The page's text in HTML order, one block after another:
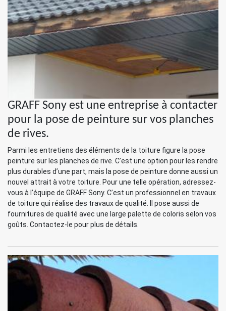
GRAFF Sony est une entreprise à contacter
pour la pose de peinture sur vos planches
de rives.
Parmi les entretiens des éléments de la toiture figure la pose
peinture sur les planches de rive. C’est une option pour les rendre
plus durables d’une part, mais la pose de peinture donne aussi un
nouvel attrait à votre toiture. Pour une telle opération, adressez-
vous à l’équipe de GRAFF Sony. C’est un professionnel en travaux
de toiture qui réalise des travaux de qualité. Il pose aussi de
fournitures de qualité avec une large palette de coloris selon vos
goûts. Contactez-le pour plus de détails.